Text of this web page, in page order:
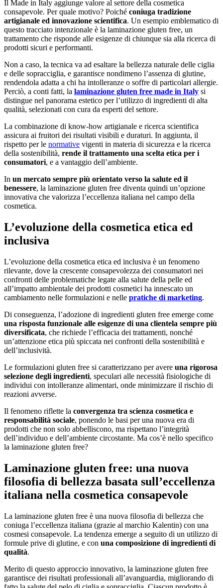
Il Made in Italy aggiunge valore al settore della cosmetica
consapevole. Per quale motivo? Poiché coniuga tradizione
artigianale ed innovazione scientifica. Un esempio emblematico di
questo tracciato intenzionale è la laminazione gluten free, un
trattamento che risponde alle esigenze di chiunque sia alla ricerca di
prodotti sicuri e performanti.
Non a caso, la tecnica va ad esaltare la bellezza naturale delle ciglia
e delle sopracciglia, e garantisce nondimeno l’assenza di glutine,
rendendola adatta a chi ha intolleranze o soffre di particolari allergie.
Perciò, a conti fatti, la laminazione gluten free made in Italy si
distingue nel panorama estetico per l’utilizzo di ingredienti di alta
qualità, selezionati con cura da esperti del settore.
La combinazione di know-how artigianale e ricerca scientifica
assicura ai fruitori dei risultati visibili e duraturi. In aggiunta, il
rispetto per le normative vigenti in materia di sicurezza e la ricerca
della sostenibilità, rende il trattamento una scelta etica per i
consumatori, e a vantaggio dell’ambiente.
In un mercato sempre più orientato verso la salute ed il
benessere, la laminazione gluten free diventa quindi un’opzione
innovativa che valorizza l’eccellenza italiana nel campo della
cosmetica.
L’evoluzione della cosmetica etica ed
inclusiva
L’evoluzione della cosmetica etica ed inclusiva è un fenomeno
rilevante, dove la crescente consapevolezza dei consumatori nei
confronti delle problematiche legate alla salute della pelle ed
all’impatto ambientale dei prodotti cosmetici ha innescato un
cambiamento nelle formulazioni e nelle pratiche di marketing.
Di conseguenza, l’adozione di ingredienti gluten free emerge come
una risposta funzionale alle esigenze di una clientela sempre più
diversificata, che richiede l’efficacia dei trattamenti, nonché
un’attenzione etica più spiccata nei confronti della sostenibilità e
dell’inclusività.
Le formulazioni gluten free si caratterizzano per avere una rigorosa
selezione degli ingredienti, speculari alle necessità fisiologiche di
individui con intolleranze alimentari, onde minimizzare il rischio di
reazioni avverse.
Il fenomeno riflette la convergenza tra scienza cosmetica e
responsabilità sociale, ponendo le basi per una nuova era di
prodotti che non solo abbelliscono, ma rispettano l’integrità
dell’individuo e dell’ambiente circostante. Ma cos’è nello specifico
la laminazione gluten free?
Laminazione gluten free: una nuova
filosofia di bellezza basata sull’eccellenza
italiana nella cosmetica consapevole
La laminazione gluten free è una nuova filosofia di bellezza che
coniuga l’eccellenza italiana (grazie al marchio Kalentin) con una
cosmesi consapevole. La tendenza emerge a seguito di un utilizzo di
formule prive di glutine, e con una composizione di ingredienti di
qualità.
Merito di questo approccio innovativo, la laminazione gluten free
garantisce dei risultati professionali all’avanguardia, migliorando di